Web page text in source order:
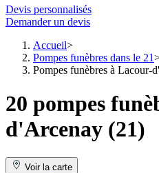
Devis personnalisés
Demander un devis
Accueil
Pompes funèbres dans le 21
Pompes funèbres à Lacour-
20 pompes
d'Arcenay (21)
Voir la carte